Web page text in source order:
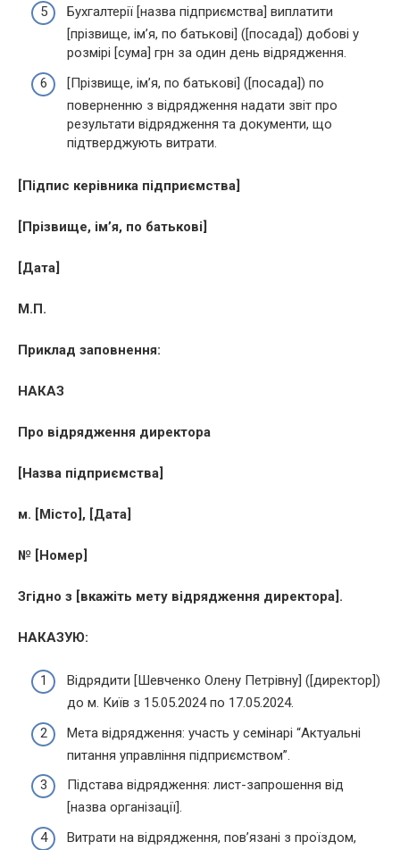
Бухгалтерії [назва підприємства] виплатити
[прізвище, ім’я, по батькові] ([посада]) добові у
розмірі [сума] грн за один день відрядження.
[Прізвище, ім’я, по батькові] ([посада]) по
поверненню з відрядження надати звіт про
результати відрядження та документи, що
підтверджують витрати.
[Підпис керівника підприємства]
[Прізвище, ім’я, по батькові]
[Дата]
М.П.
Приклад заповнення:
НАКАЗ
Про відрядження директора
[Назва підприємства]
м. [Місто], [Дата]
№ [Номер]
Згідно з [вкажіть мету відрядження директора].
НАКАЗУЮ:
Відрядити [Шевченко Олену Петрівну] ([директор])
до м. Київ з 15.05.2024 по 17.05.2024.
Мета відрядження: участь у семінарі “Актуальні
питання управління підприємством”.
Підстава відрядження: лист-запрошення від
[назва організації].
Витрати на відрядження, пов’язані з проїздом,